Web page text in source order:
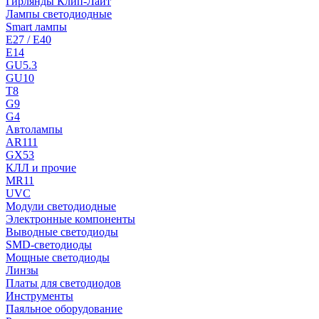
Лампы светодиодные
Smart лампы
E27 / E40
E14
GU5.3
GU10
T8
G9
G4
Автолампы
AR111
GX53
КЛЛ и прочие
MR11
UVC
Модули светодиодные
Электронные компоненты
Выводные светодиоды
SMD-светодиоды
Мощные светодиоды
Линзы
Платы для светодиодов
Инструменты
Паяльное оборудование